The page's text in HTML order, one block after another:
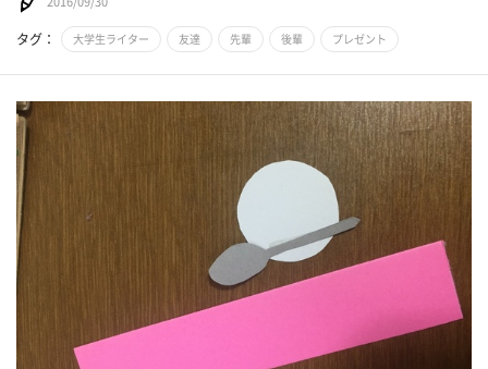
タグ： 大学生ライター 友達 先輩 後輩 プレゼント